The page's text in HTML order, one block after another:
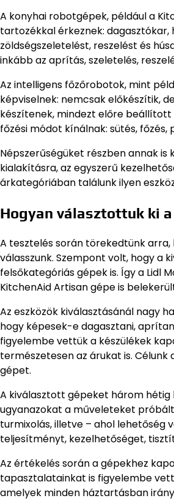
A konyhai robotgépek, például a
tartozékkal érkeznek:
zöldségszeletelést, reszelést és
inkább az aprítás, szeletelés,
Az intelligens főzőrobotok, mint
képviselnek: nemcsak előkészítik,
készítenek, mindezt előre beállított
főzési módot kínálnak: sütés,
Népszerűségüket részben annak
kialakításra, az egyszerű
árkategóriában találunk ilyen
Hogyan választottuk ki
A tesztelés során törekedtünk
válasszunk. Szempont volt, hogy a
felsőkategóriás gépek is. Így a Lidl
KitchenAid Artisan gépe is
Az eszközök kiválasztásánál nagy
hogy képesek-e dagasztani,
figyelembe vettük a készülékek
természetesen az árukat is.
gépet.
A kiválasztott gépeket három hétig
ugyanazokat a műveleteket
turmixolás, illetve – ahol lehetőség
teljesítményt, kezelhetőséget,
Az értékelés során a gépekhez
tapasztalatainkat is figyelembe
amelyek minden háztartásban